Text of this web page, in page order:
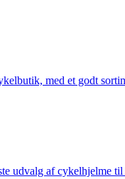
med et godt
udvalg af cykelhjelme